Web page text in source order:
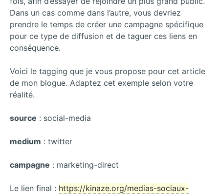
Dans un cas comme dans l’autre, vous devriez
prendre le temps de créer une campagne spécifique
pour ce type de diffusion et de taguer ces liens en
conséquence.
Voici le tagging que je vous propose pour cet article
de mon blogue. Adaptez cet exemple selon votre
réalité.
source : social-media
medium : twitter
campagne : marketing-direct
Le lien final : https://kinaze.org/medias-sociaux-